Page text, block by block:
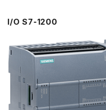
I/O S7-1200